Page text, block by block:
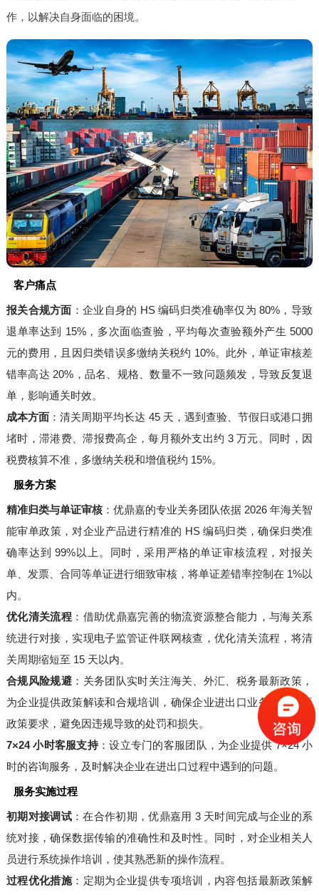
作，以解决自身面临的困境。
客户痛点
报关合规方面 ：企业自身的 HS 编码归类准确率仅为 80%，导致
退单率达到 15%，多次面临查验，平均每次查验额外产生 5000
元的费用，且因归类错误多缴纳关税约 10%。此外，单证审核差
错率高达 20%，品名、规格、数量不一致问题频发，导致反复退
单，影响通关时效。
成本方面 ：清关周期平均长达 45 天，遇到查验、节假日或港口拥
堵时，滞港费、滞报费高企，每月额外支出约 3 万元。同时，因
税费核算不准，多缴纳关税和增值税约 15%。
服务方案
精准归类与单证审核：优鼎嘉的专业关务团队依据 2026 年海关智
能审单政策，对企业产品进行精准的 HS 编码归类，确保归类准
确率达到 99%以上。同时，采用严格的单证审核流程，对报关
单、发票、合同等单证进行细致审核，将单证差错率控制在 1%以
内。
优化清关流程 ：借助优鼎嘉完善的物流资源整合能力，与海关系
统进行对接，实现电子监管证件联网核查，优化清关流程，将清
关周期缩短至 15 天以内。
合规风险规避 ：关务团队实时关注海关、外汇、税务最新政策，
为企业提供政策解读和合规培训，确保企业进出口业务符合各项
政策要求，避免因违规导致的处罚和损失。
7×24 小时客服支持：设立专门的客服团队，为企业提供 7×24 小
时的咨询服务，及时解决企业在进出口过程中遇到的问题。
服务实施过程
初期对接调试：在合作初期，优鼎嘉用 3 天时间完成与企业的系
统对接，确保数据传输的准确性和及时性。同时，对企业相关人
员进行系统操作培训，使其熟悉新的操作流程。
过程优化措施：定期为企业提供专项培训，内容包括最新政策解